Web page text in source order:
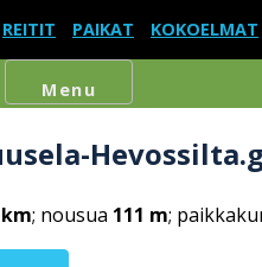
REITIT PAIKAT KOKOELMAT
Menu
; nousua 111 m;